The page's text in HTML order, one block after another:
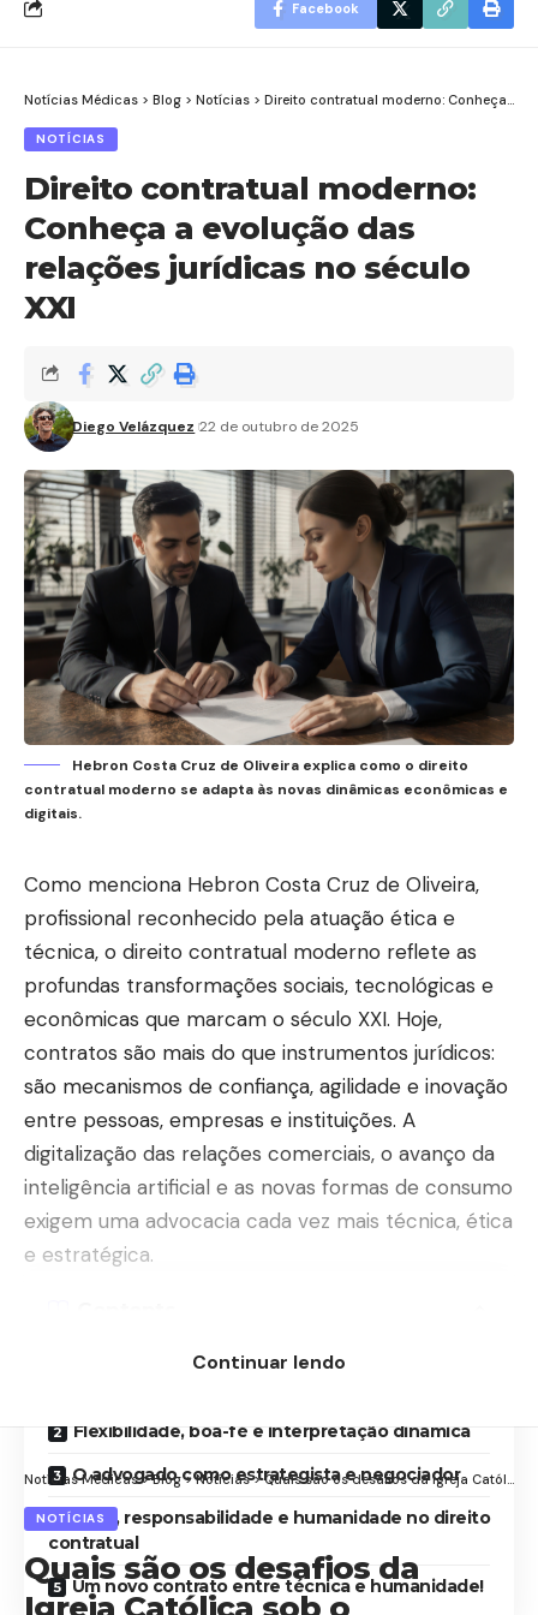
Facebook
Notícias Médicas > Blog > Notícias > Direito contratual moderno: Conheça a evolução das relações jurídicas no século XXI
NOTÍCIAS
Direito contratual moderno:
Conheça a evolução das
relações jurídicas no século
XXI
Diego Velázquez 22 de outubro de 2025
Hebron Costa Cruz de Oliveira explica como o direito
contratual moderno se adapta às novas dinâmicas econômicas e
digitais.
Como menciona Hebron Costa Cruz de Oliveira,
profissional reconhecido pela atuação ética e
técnica, o direito contratual moderno reflete as
profundas transformações sociais, tecnológicas e
econômicas que marcam o século XXI. Hoje,
contratos são mais do que instrumentos jurídicos:
são mecanismos de confiança, agilidade e inovação
entre pessoas, empresas e instituições. A
digitalização das relações comerciais, o avanço da
inteligência artificial e as novas formas de consumo
exigem uma advocacia cada vez mais técnica, ética
e estratégica.
A transformação do direito contratual no mundo
Flexibilidade, boa-fé e interpretação dinâmica
O advogado como estrategista e negociador
Ética, responsabilidade e humanidade no direito
contratual
Um novo contrato entre técnica e humanidade!
Continuar lendo
Notícias Médicas>Blog>Notícias>Quais são os desafios da Igreja Católica sob o Pontificado de Papa Leo XIV?
NOTÍCIAS
Quais são os desafios da
Igreja Católica sob o